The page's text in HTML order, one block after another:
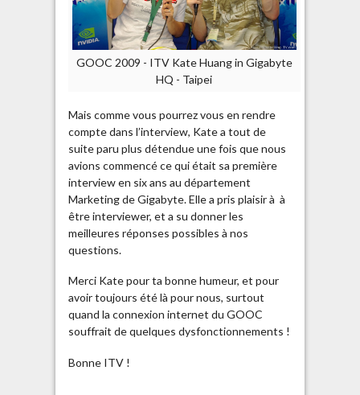
GOOC 2009 - ITV Kate Huang in Gigabyte
HQ - Taipei
Mais comme vous pourrez vous en rendre
compte dans l’interview, Kate a tout de
suite paru plus détendue une fois que nous
avions commencé ce qui était sa première
interview en six ans au département
Marketing de Gigabyte. Elle a pris plaisir à à
être interviewer, et a su donner les
meilleures réponses possibles à nos
questions.
Merci Kate pour ta bonne humeur, et pour
avoir toujours été là pour nous, surtout
quand la connexion internet du GOOC
souffrait de quelques dysfonctionnements !
Bonne ITV !